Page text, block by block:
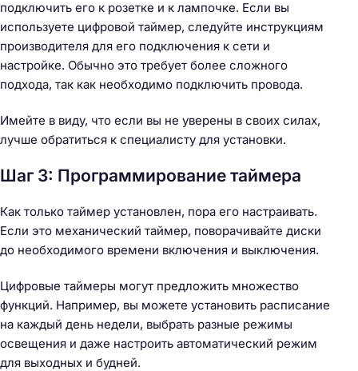
подключить его к розетке и к лампочке. Если вы
используете цифровой таймер, следуйте инструкциям
производителя для его подключения к сети и
настройке. Обычно это требует более сложного
подхода, так как необходимо подключить провода.
Имейте в виду, что если вы не уверены в своих силах,
лучше обратиться к специалисту для установки.
Шаг 3: Программирование таймера
Как только таймер установлен, пора его настраивать.
Если это механический таймер, поворачивайте диски
до необходимого времени включения и выключения.
Цифровые таймеры могут предложить множество
функций. Например, вы можете установить расписание
на каждый день недели, выбрать разные режимы
освещения и даже настроить автоматический режим
для выходных и будней.